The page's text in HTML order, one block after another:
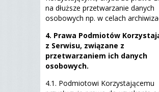
na dłuższe przetwarzanie danych
osobowych np. w celach
4. Prawa Podmiotów
z Serwisu, związane z
przetwarzaniem ich danych
osobowych.
4.1. Podmiotowi Korzystającemu